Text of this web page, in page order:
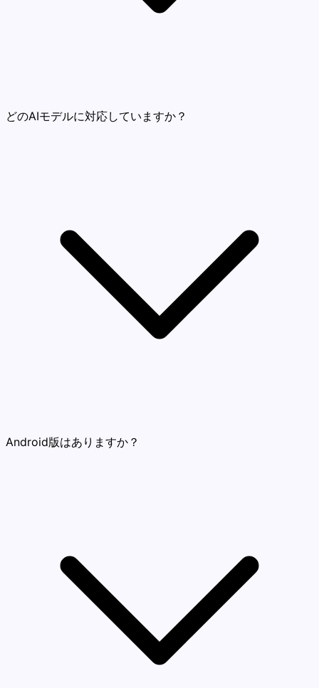
どのAIモデルに対応していますか？
Android版はありますか？